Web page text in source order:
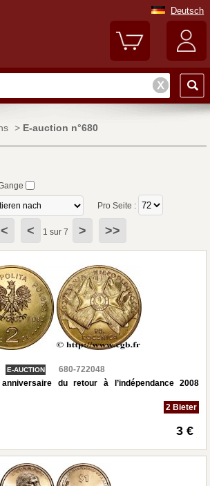
Deutsch
> E-auction n°680
Pro Seite :
< 1 sur 7 > >>
E-AUCTION
680-722048
du retour à l’indépendance 2008
2 Bieter
3 €